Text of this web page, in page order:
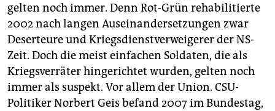
gelten noch immer. Denn Rot-Grün rehabilitierte
2002 nach langen Auseinandersetzungen zwar
Deserteure und Kriegsdienstverweigerer der NS-
Zeit. Doch die meist einfachen Soldaten, die als
Kriegsverräter hingerichtet wurden, gelten noch
immer als suspekt. Vor allem der Union. CSU-
Politiker Norbert Geis befand 2007 im Bundestag,